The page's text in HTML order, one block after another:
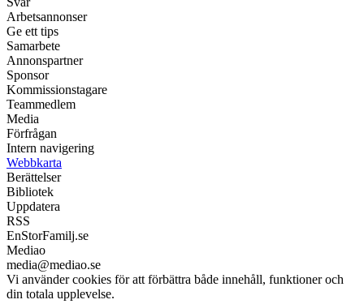
Arbetsannonser
Ge ett tips
Samarbete
Annonspartner
Sponsor
Kommissionstagare
Teammedlem
Media
Förfrågan
Intern navigering
Webbkarta
Berättelser
Bibliotek
Uppdatera
RSS
EnStorFamilj.se
Mediao
media@mediao.se
Vi använder cookies för att förbättra både innehåll, funktioner och
din totala upplevelse.